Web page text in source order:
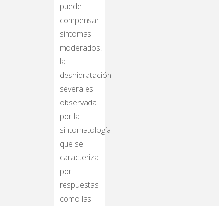
puede
compensar
síntomas
moderados,
la
deshidratación
severa es
observada
por la
sintomatología
que se
caracteriza
por
respuestas
como las